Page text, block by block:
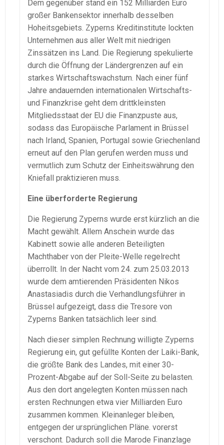
Dem gegenüber stand ein 152 Milliarden Euro
großer Bankensektor innerhalb desselben
Hoheitsgebiets. Zyperns Kreditinstitute lockten
Unternehmen aus aller Welt mit niedrigen
Zinssätzen ins Land. Die Regierung spekulierte
durch die Öffnung der Ländergrenzen auf ein
starkes Wirtschaftswachstum. Nach einer fünf
Jahre andauernden internationalen Wirtschafts-
und Finanzkrise geht dem drittkleinsten
Mitgliedsstaat der EU die Finanzpuste aus,
sodass das Europäische Parlament in Brüssel
nach Irland, Spanien, Portugal sowie Griechenland
erneut auf den Plan gerufen werden muss und
vermutlich zum Schutz der Einheitswährung den
Kniefall praktizieren muss.
Eine überforderte Regierung
Die Regierung Zyperns wurde erst kürzlich an die
Macht gewählt. Allem Anschein wurde das
Kabinett sowie alle anderen Beteiligten
Machthaber von der Pleite-Welle regelrecht
überrollt. In der Nacht vom 24. zum 25.03.2013
wurde dem amtierenden Präsidenten Nikos
Anastasiadis durch die Verhandlungsführer in
Brüssel aufgezeigt, dass die Tresore von
Zyperns Banken tatsächlich leer sind.
Nach dieser simplen Rechnung willigte Zyperns
Regierung ein, gut gefüllte Konten der Laiki-Bank,
die größte Bank des Landes, mit einer 30-
Prozent-Abgabe auf der Soll-Seite zu belasten.
Aus den dort angelegten Konten müssen nach
ersten Rechnungen etwa vier Milliarden Euro
zusammen kommen. Kleinanleger bleiben,
entgegen der ursprünglichen Pläne. vorerst
verschont. Dadurch soll die Marode Finanzlage